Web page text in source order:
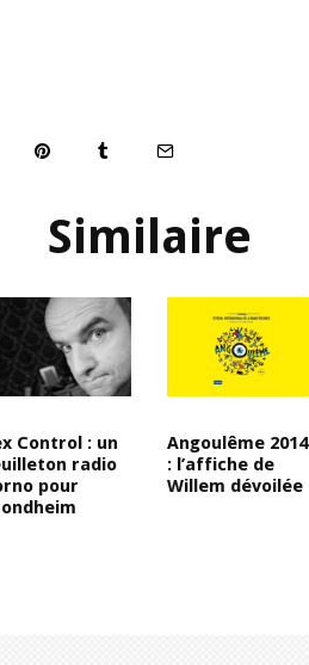
Similaire
Control : un
radio
pour
Angoulême 2014
: l’affiche de
Willem dévoilée